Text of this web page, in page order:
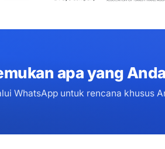
apa yang
WhatsApp untuk rencana khusus